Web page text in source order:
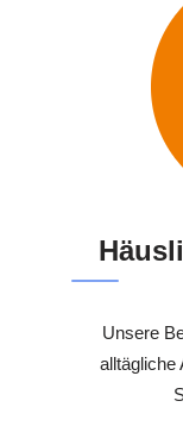
Unsere
alltägliche